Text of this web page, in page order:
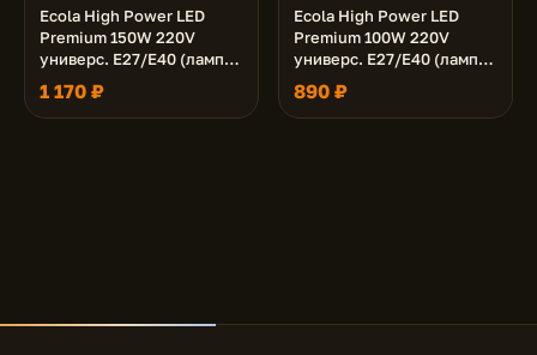
Ecola High Power LED
Premium 150W 220V
универс. E27/E40 (лампа)
4000K 280х170mm
1 170 ₽
Ecola High Power LED
Premium 100W 220V
универс. E27/E40 (лампа)
6000K 240х150mm
890 ₽